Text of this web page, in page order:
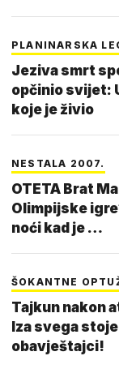
PLANINARSKA
Jeziva smrt
opčinio svijet:
koje je živio
NESTALA 2007.
OTETA Brat
Olimpijske
noći kad je …
ŠOKANTNE
Tajkun nakon
Iza svega
obavještajci!